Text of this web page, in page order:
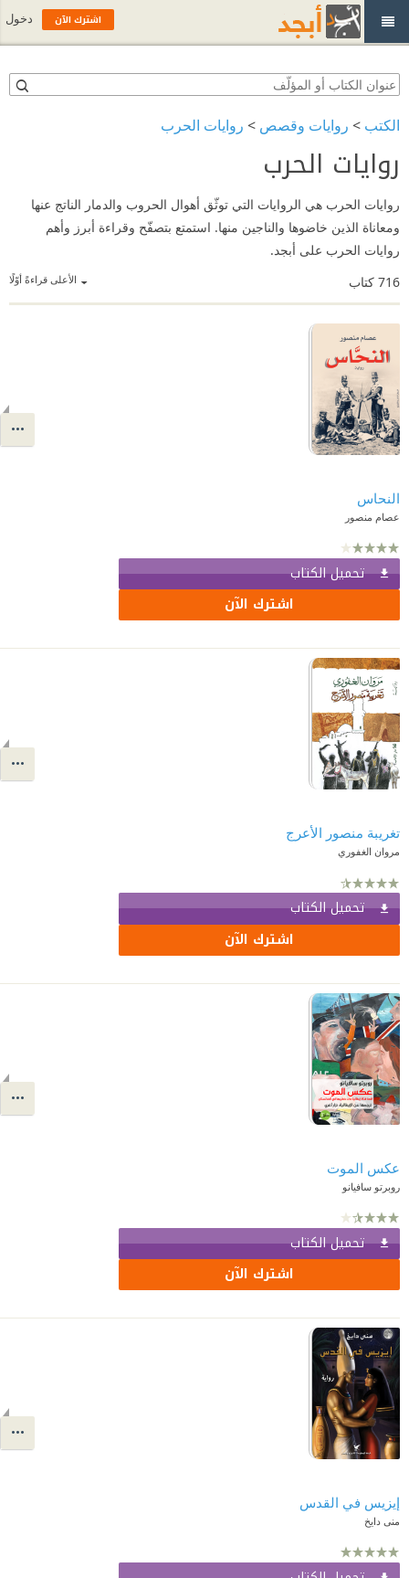
الكتب > روايات وقصص > روايات الحرب
روايات الحرب
روايات الحرب هي الروايات التي توثّق أهوال الحروب والدمار الناتج عنها
ومعاناة الذين خاضوها والناجين منها. استمتع بتصفّح وقراءة أبرز وأهم
روايات الحرب على أبجد.
الأعلى قراءةً أوّلًا 716 كتاب
النحاس
عصام منصور
تحميل الكتاب
اشترك الآن
تغريبة منصور الأعرج
مروان الغفوري
تحميل الكتاب
اشترك الآن
عكس الموت
روبرتو سافيانو
تحميل الكتاب
اشترك الآن
إيزيس في القدس
منى دايخ
اشترك الآن دخول